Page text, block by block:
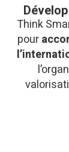
Think
pour